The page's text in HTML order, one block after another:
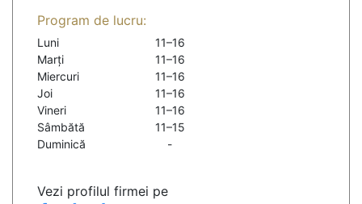
Program de lucru:
Luni
11–16
Marți
11–16
Miercuri
11–16
Joi
11–16
Vineri
11–16
Sâmbătă
11–15
Duminică
-
Vezi profilul firmei pe